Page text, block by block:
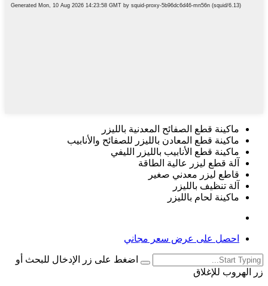
ماكينة قطع الصفائح المعدنية بالليزر
ماكينة قطع المعادن بالليزر للصفائح والأنابيب
ماكينة قطع الأنابيب بالليزر الليفي
آلة قطع ليزر عالية الطاقة
قاطع ليزر معدني صغير
آلة تنظيف بالليزر
ماكينة لحام بالليزر
احصل على عرض سعر مجاني
اضغط على زر الإدخال للبحث أو
زر الهروب للإغلاق